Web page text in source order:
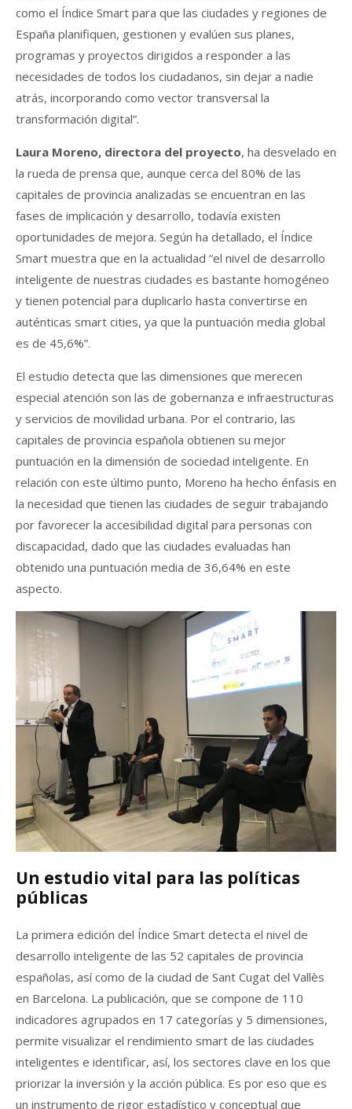
como el Índice Smart para que las ciudades y regiones de
España planifiquen, gestionen y evalúen sus planes,
programas y proyectos dirigidos a responder a las
necesidades de todos los ciudadanos, sin dejar a nadie
atrás, incorporando como vector transversal la
transformación digital”.
Laura Moreno, directora del proyecto, ha desvelado en
la rueda de prensa que, aunque cerca del 80% de las
capitales de provincia analizadas se encuentran en las
fases de implicación y desarrollo, todavía existen
oportunidades de mejora. Según ha detallado, el Índice
Smart muestra que en la actualidad “el nivel de desarrollo
inteligente de nuestras ciudades es bastante homogéneo
y tienen potencial para duplicarlo hasta convertirse en
auténticas smart cities, ya que la puntuación media global
es de 45,6%”.
El estudio detecta que las dimensiones que merecen
especial atención son las de gobernanza e infraestructuras
y servicios de movilidad urbana. Por el contrario, las
capitales de provincia española obtienen su mejor
puntuación en la dimensión de sociedad inteligente. En
relación con este último punto, Moreno ha hecho énfasis en
la necesidad que tienen las ciudades de seguir trabajando
por favorecer la accesibilidad digital para personas con
discapacidad, dado que las ciudades evaluadas han
obtenido una puntuación media de 36,64% en este
aspecto.
Un estudio vital para las políticas
públicas
La primera edición del Índice Smart detecta el nivel de
desarrollo inteligente de las 52 capitales de provincia
españolas, así como de la ciudad de Sant Cugat del Vallès
en Barcelona. La publicación, que se compone de 110
indicadores agrupados en 17 categorías y 5 dimensiones,
permite visualizar el rendimiento smart de las ciudades
inteligentes e identificar, así, los sectores clave en los que
priorizar la inversión y la acción pública. Es por eso que es
un instrumento de rigor estadístico y conceptual que